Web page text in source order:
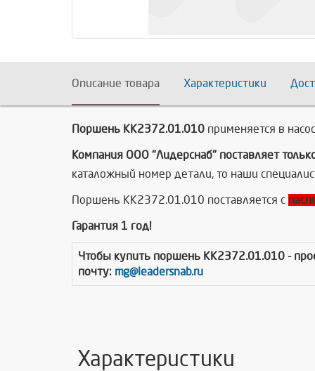
Описание товара Характеристики
Поршень КК2372.01.010 применяется в
Компания ООО "Лидерснаб" поставляет
каталожный номер детали, то наши
Поршень КК2372.01.010 поставляется с
Гарантия 1 год!
Чтобы купить поршень КК2372.01.010 -
почту: mg@leadersnab.ru
Характеристики